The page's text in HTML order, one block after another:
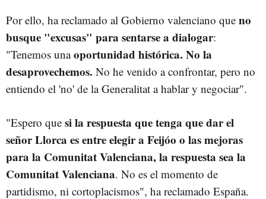
Por ello, ha reclamado al Gobierno valenciano que no
busque "excusas" para sentarse a dialogar:
"Tenemos unaoportunidad histórica. No la
desaprovechemos. No he venido a confrontar, pero no
entiendo el 'no' de la Generalitat a hablar y negociar".
"Espero que si la respuesta que tenga que dar el
señor Llorca es entre elegir a Feijóo o las mejoras
para la Comunitat Valenciana, la respuesta sea la
Comunitat Valenciana. No es el momento de
partidismo, ni cortoplacismos", ha reclamado España.